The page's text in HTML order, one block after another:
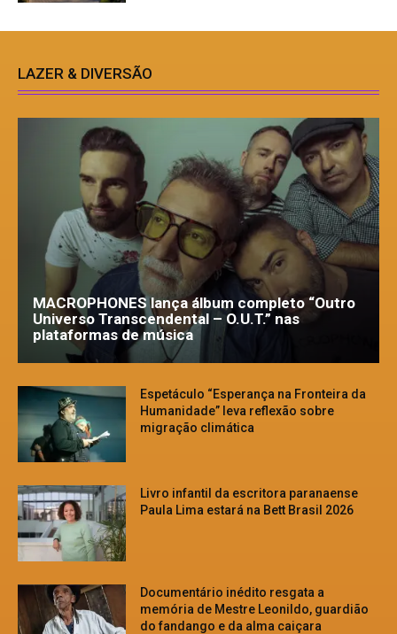
LAZER & DIVERSÃO
MACROPHONES lança álbum completo “Outro
Universo Transcendental – O.U.T.” nas
plataformas de música
Espetáculo “Esperança na Fronteira da
Humanidade” leva reflexão sobre
migração climática
Livro infantil da escritora paranaense
Paula Lima estará na Bett Brasil 2026
Documentário inédito resgata a
memória de Mestre Leonildo, guardião
do fandango e da alma caiçara